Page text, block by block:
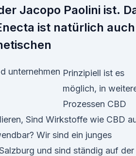
Jacopo Paolini ist.
ist natürlich auch
Prinzipiell ist es
möglich, in
Prozessen CBD
Sind Wirkstoffe wie CBD
Wir sind ein junges
und sind ständig auf der